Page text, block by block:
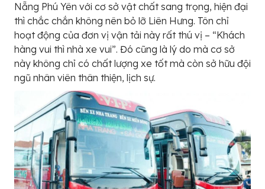
Nẵng Phú Yên với cơ sở vật chất sang trọng, hiện đại
thì chắc chắn không nên bỏ lỡ Liên Hưng. Tôn chỉ
hoạt động của đơn vị vận tải này rất thú vị – “Khách
hàng vui thì nhà xe vui”. Đó cũng là lý do mà cơ sở
này không chỉ có chất lượng xe tốt mà còn sở hữu đội
ngũ nhân viên thân thiện, lịch sự.